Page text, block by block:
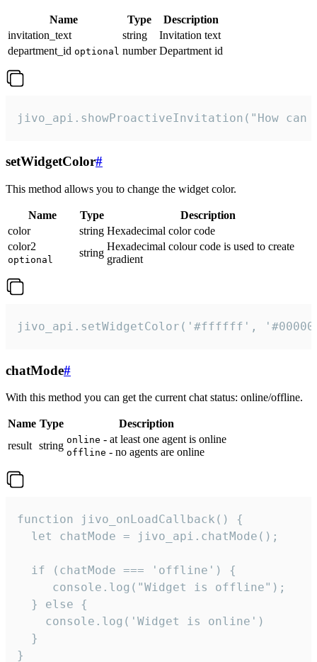
Name Type
Description
invitation_text
string
Invitation text
department_id optional number Department id
jivo_api.showProactiveInvitation("How
setWidgetColor#
This method allows you to change the widget color.
Name Type
Description
color
string Hexadecimal color code
color2
optional
string
Hexadecimal colour code is used to create
gradient
jivo_api.setWidgetColor('#ffffff',
chatMode#
With this method you can get the current chat status: online/offline.
Name Type
Description
result string online - at least one agent is online
offline - no agents are online
function jivo_onLoadCallback() {
  let chatMode = jivo_api.chatMode();
  if (chatMode === 'offline') {
     console.log("Widget is offline");
  } else {
    console.log('Widget is online')
  }
}